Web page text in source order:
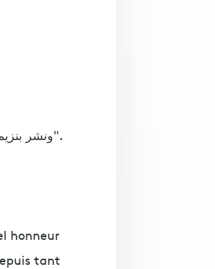
ونشر بنزيما، عبر صفحته الرسمية على تويتر: "يستمر التاريخ بالنسبة لي في أكبر ناد بالعالم".
honneur
tant